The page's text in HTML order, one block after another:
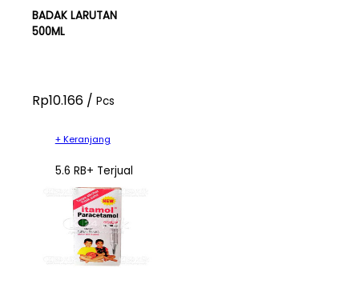
BADAK LARUTAN
500ML
Rp10.166 / Pcs
+ Keranjang
5.6 RB+ Terjual